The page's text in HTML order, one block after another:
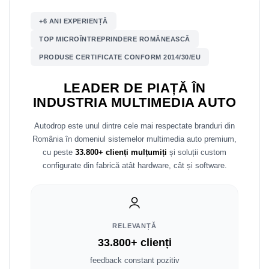
Mitsubishi
Mazda
Honda
+6 ANI EXPERIENȚĂ
TOP MICROÎNTREPRINDERE ROMÂNEASCĂ
PRODUSE CERTIFICATE CONFORM 2014/30/EU
LEADER DE PIAȚĂ ÎN
INDUSTRIA MULTIMEDIA AUTO
Autodrop este unul dintre cele mai respectate branduri din
România în domeniul sistemelor multimedia auto premium,
cu peste 33.800+ clienți mulțumiți și soluții custom
configurate din fabrică atât hardware, cât și software.
RELEVANȚĂ
33.800+ clienți
feedback constant pozitiv